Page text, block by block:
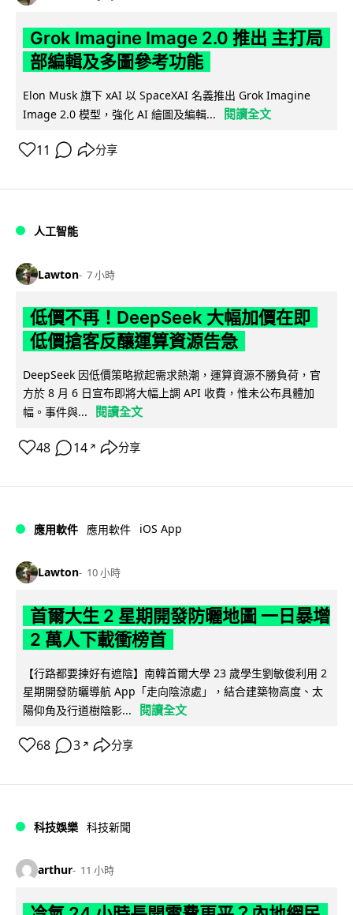
Grok Imagine Image 2.0 推出 主打局
部編輯及多圖參考功能
Elon Musk 旗下 xAI 以 SpaceXAI 名義推出 Grok Imagine
Image 2.0 模型，強化 AI 繪圖及編輯...
閱讀全文
11 分享
人工智能
Lawton 7 小時
低價不再！DeepSeek 大幅加價在即
低價搶客反釀運算資源告急
DeepSeek 因低價策略掀起需求熱潮，運算資源不勝負荷，官
方於 8 月 6 日宣布即將大幅上調 API 收費，惟未公布具體加
幅。事件與...
閱讀全文
48 14 ↗ 分享
應用軟件 應用軟件 iOS App
Lawton 10 小時
首爾大生 2 星期開發防曬地圖 一日暴增
2 萬人下載衝榜首
【行路都要揀好有遮陰】南韓首爾大學 23 歲學生劉敏俊利用 2
星期開發防曬導航 App「走向陰涼處」，結合建築物高度、太
陽仰角及行道樹陰影...
閱讀全文
68 3 ↗ 分享
科技娛樂 科技新聞
arthur 11 小時